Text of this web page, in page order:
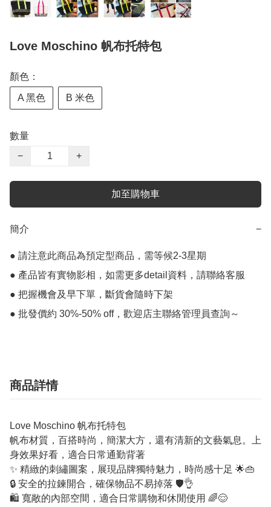
Love Moschino 帆布托特包
顏色：
A 黑色 B 米色
數量
−
+
加至購物車
簡介 −
● 請注意此商品為預定型商品，需等候2-3星期
● 產品皆有實物影相，如需更多detail資料，請聯絡客服
● 把握機會及早下單，斷貨會隨時下架
● 批發價約 30%-50% off，歡迎店主聯絡管理員查詢～
商品詳情
Love Moschino 帆布托特包
帆布材質，百搭時尚，簡潔大方，還有清新的文藝氣息。上
身效果好看，適合日常通勤背著
✨ 精緻的刺繡圖案，展現品牌獨特魅力，時尚感十足 🌟👜
🔒 安全的拉鍊開合，確保物品不易掉落 🛡️👌
🛍️ 寬敞的內部空間，適合日常購物和休閒使用 🌈😌